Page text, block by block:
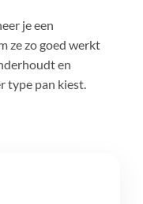
je een
ze zo goed werkt
en
type pan kiest.